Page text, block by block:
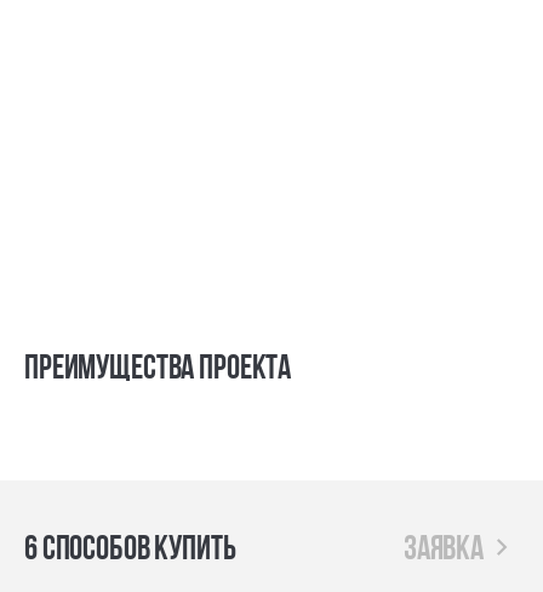
Преимущества проекта
6 способов купить заявка